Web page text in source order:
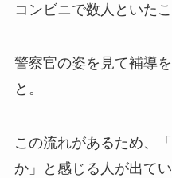
コンビニで数人といたこ
警察官の姿を見て補導
と。
この流れがあるため、
か」と感じる人が出てい